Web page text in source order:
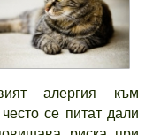
алергия към
се питат дали